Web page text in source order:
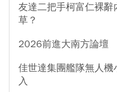
友達二把手柯富仁裸
草？
2026前進大南方論壇
佳世達集團艦隊無人
入